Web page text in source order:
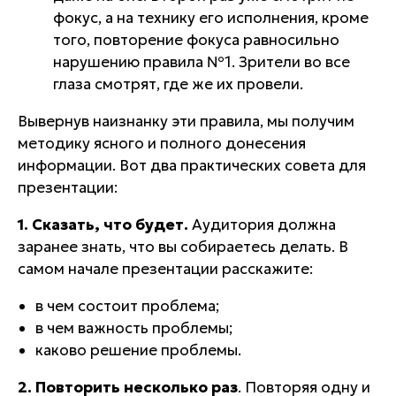
фокус, а на технику его исполнения, кроме
того, повторение фокуса равносильно
нарушению правила №1. Зрители во все
глаза смотрят, где же их провели.
Вывернув наизнанку эти правила, мы получим
методику ясного и полного донесения
информации. Вот два практических совета для
презентации:
1. Сказать, что будет. Аудитория должна
заранее знать, что вы собираетесь делать. В
самом начале презентации расскажите:
в чем состоит проблема;
в чем важность проблемы;
каково решение проблемы.
2. Повторить несколько раз. Повторяя одну и